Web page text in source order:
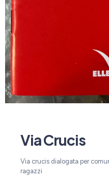
Via Crucis
Via crucis dialogata per
ragazzi